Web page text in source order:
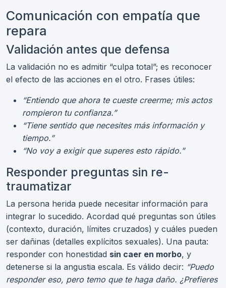
Comunicación con empatía que
repara
Validación antes que defensa
La validación no es admitir “culpa total”; es reconocer
el efecto de las acciones en el otro. Frases útiles:
“Entiendo que ahora te cueste creerme; mis actos
rompieron tu confianza.”
“Tiene sentido que necesites más información y
tiempo.”
“No voy a exigir que superes esto rápido.”
Responder preguntas sin re-
traumatizar
La persona herida puede necesitar información para
integrar lo sucedido. Acordad qué preguntas son útiles
(contexto, duración, límites cruzados) y cuáles pueden
ser dañinas (detalles explícitos sexuales). Una pauta:
responder con honestidad sin caer en morbo, y
detenerse si la angustia escala. Es válido decir: “Puedo
responder eso, pero temo que te haga daño. ¿Prefieres